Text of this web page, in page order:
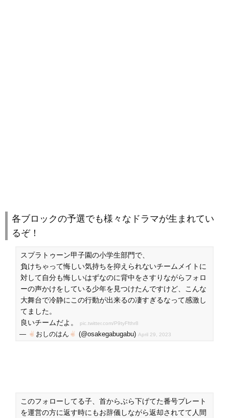
各ブロックの予選でも様々なドラマが生まれてい
るぞ！
スプラトゥーン甲子園の小学生部門で、
負けちゃって悔しい気持ちを抑えられないチームメイトに
対して自分も悔しいはずなのに背中をさすりながらフォロ
ーの声かけをしている少年を見つけたんですけど、こんな
大舞台で冷静にこの行動が出来るの凄すぎるなって感激し
てました。
良いチームだよ。
pic.twitter.com/P9tyFfthr8
— おしのはん (@osakegabugabu) April 29, 2023
このフォローしてる子、首からぶら下げてた番号プレート
を運営の方に返す時にもお辞儀しながら返却されてて人間